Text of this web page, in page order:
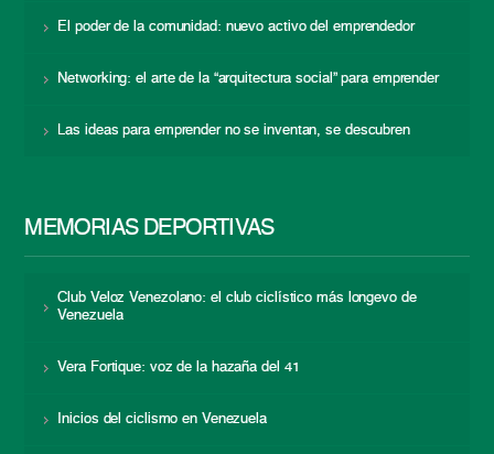
El poder de la comunidad: nuevo activo del emprendedor
Networking: el arte de la “arquitectura social” para emprender
Las ideas para emprender no se inventan, se descubren
MEMORIAS DEPORTIVAS
Club Veloz Venezolano: el club ciclístico más longevo de
Venezuela
Vera Fortique: voz de la hazaña del 41
Inicios del ciclismo en Venezuela